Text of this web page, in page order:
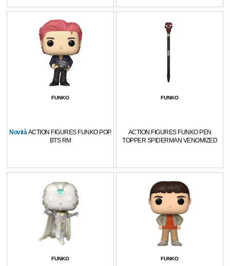
FUNKO
NovitàACTION FIGURES FUNKO POP
BTS RM
FUNKO
ACTION FIGURES FUNKO PEN
TOPPER SPIDERMAN VENOMIZED
FUNKO FUNKO